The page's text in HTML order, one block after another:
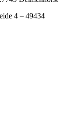
4 – 49434